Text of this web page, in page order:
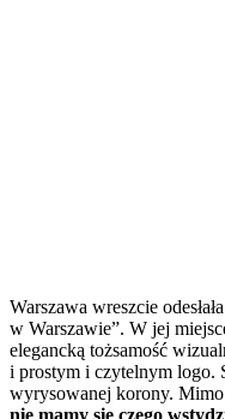
Warszawa wreszcie
w Warszawie”. W jej
elegancką tożsamość
i prostym i czytelnym logo.
wyrysowanej korony.
nie mamy się czego